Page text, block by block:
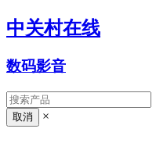
中关村在线
数码影音
×